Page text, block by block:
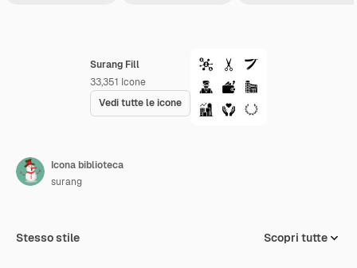
Surang Fill
33,351 Icone
Vedi tutte le icone
Icona biblioteca
surang
Stesso stile Scopri tutte